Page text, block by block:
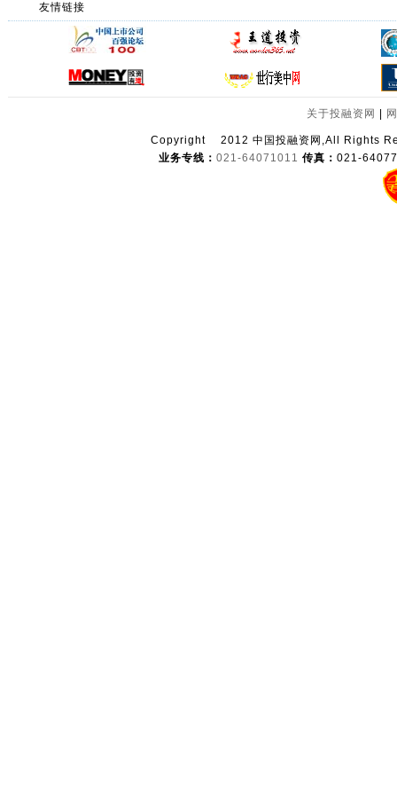
友情链接
关于投融资网
Copyright
2012 中国投融资网,All Rights
业务专线： 021-64071011 传真： 021-